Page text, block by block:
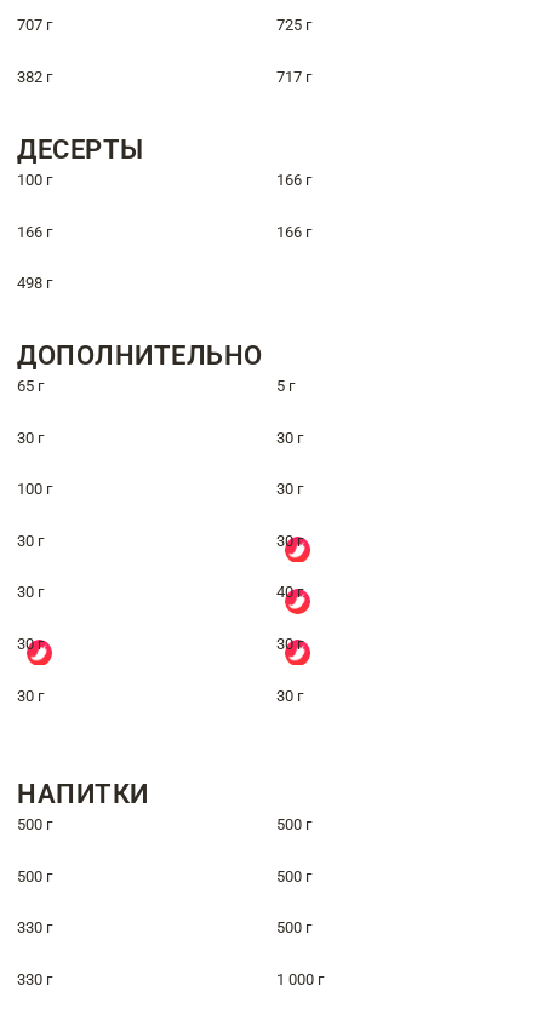
707 г 725 г
382 г 717 г
ДЕСЕРТЫ
100 г 166 г
166 г 166 г
498 г
ДОПОЛНИТЕЛЬНО
65 г 5 г
30 г 30 г
100 г 30 г
30 г 30 г
30 г 40 г
30 г 30 г
30 г 30 г
НАПИТКИ
500 г 500 г
500 г 500 г
330 г 500 г
330 г 1 000 г